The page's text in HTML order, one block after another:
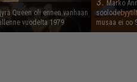
Queen oli ennen vanhaan
vuodelta 1979
Marko
musaa ei oo